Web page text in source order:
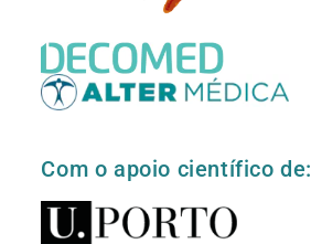
Com o apoio científico de: